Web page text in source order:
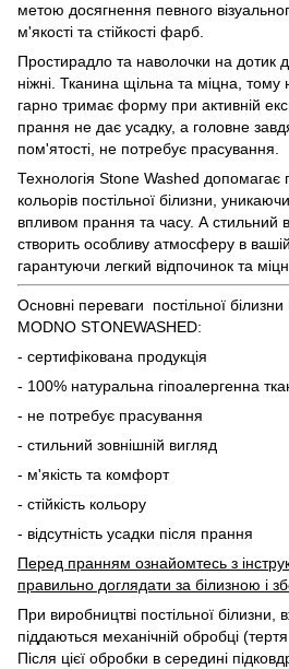
метою досягнення певного
м'якості та стійкості фарб.
Простирадло та наволочки на дотик
ніжні. Тканина щільна та міцна,
гарно тримає форму при активній
прання не дає усадку, а головне
пом'ятості, не потребує прасування.
Технологія Stone Washed допомагає
кольорів постільної білизни,
впливом прання та часу. А стильний
створить особливу атмосферу в
гарантуючи легкий відпочинок та
Основні переваги постільної білизни
MODNO STONEWASHED:
- сертифікована продукція
- 100% натуральна гіпоалергенна
- не потребує прасування
- стильний зовнішній вигляд
- м'якість та комфорт
- стійкість кольору
- відсутність усадки після прання
Перед пранням ознайомтесь з
правильно доглядати за білизною і
При виробництві постільної білизни,
піддаються механічній обробці
Після цієї обробки в середині